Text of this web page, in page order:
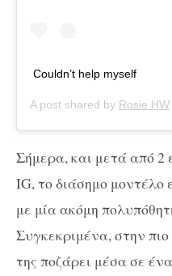
Couldn’t help myself
A post shared by Rosie HW
Σήμερα, και μετά από 2
IG, το διάσημο μοντέλο
με μία ακόμη
Συγκεκριμένα, στην
της ποζάρει μέσα σε